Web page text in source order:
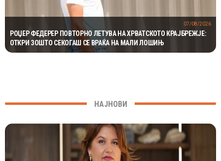
РОЏЕР ФЕДЕРЕР ПОВТОРНО ЛЕТУВА НА ХРВАТСКОТО КРАЈБРЕЖЈЕ:
ОТКРИ ЗОШТО СЕКОГАШ СЕ ВРАЌА НА МАЛИ ЛОШИЊ
07/08/2026
НАЈНОВИ